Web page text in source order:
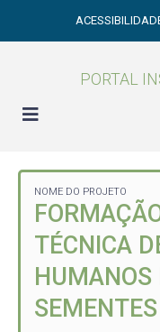
PORTAL
NOME DO PROJETO
TÉCNICA
HUMANOS